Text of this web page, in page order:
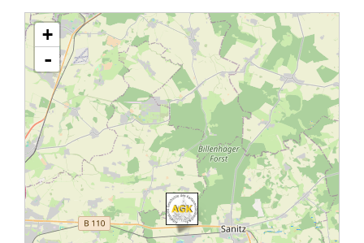
+
-